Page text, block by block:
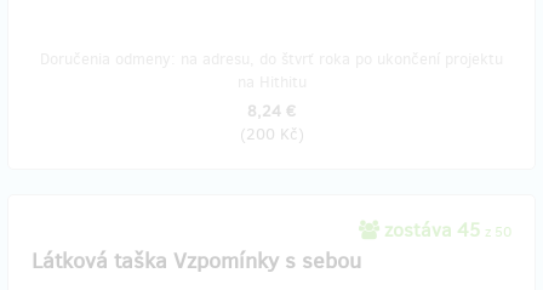
8,24 €
(200 Kč)
zostáva 45 z 50
Látková taška Vzpomínky s sebou